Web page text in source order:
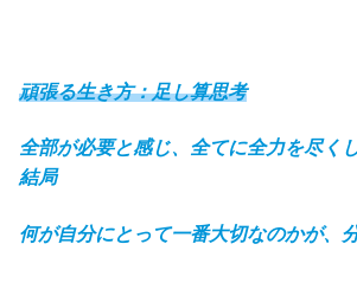
頑張る生き方：足し算思考
全部が必要と感じ、全てに全力を尽く
結局
何が自分にとって一番大切なのかが、